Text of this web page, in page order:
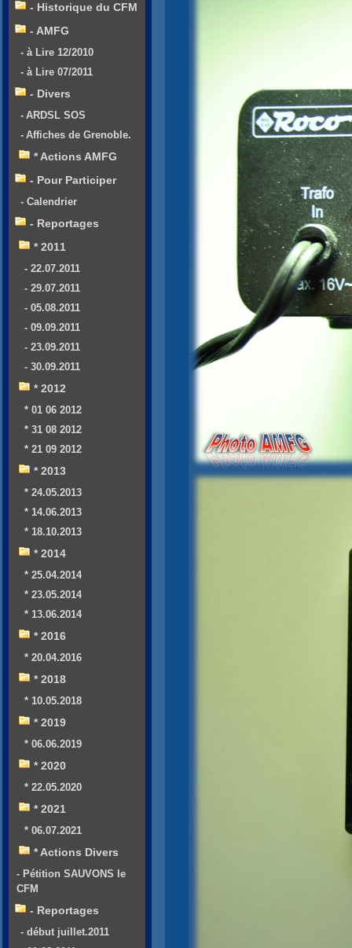
- Historique du CFM
- AMFG
- à Lire 12/2010
- à Lire 07/2011
- Divers
- ARDSL SOS
- Affiches de Grenoble.
* Actions AMFG
- Pour Participer
- Calendrier
- Reportages
* 2011
- 22.07.2011
- 29.07.2011
- 05.08.2011
- 09.09.2011
- 23.09.2011
- 30.09.2011
* 2012
* 01 06 2012
* 31 08 2012
* 21 09 2012
* 2013
* 24.05.2013
* 14.06.2013
* 18.10.2013
* 2014
* 25.04.2014
* 23.05.2014
* 13.06.2014
* 2016
* 20.04.2016
* 2018
* 10.05.2018
* 2019
* 06.06.2019
* 2020
* 22.05.2020
* 2021
* 06.07.2021
* Actions Divers
- Pétition SAUVONS le
CFM
- Reportages
- début juillet.2011